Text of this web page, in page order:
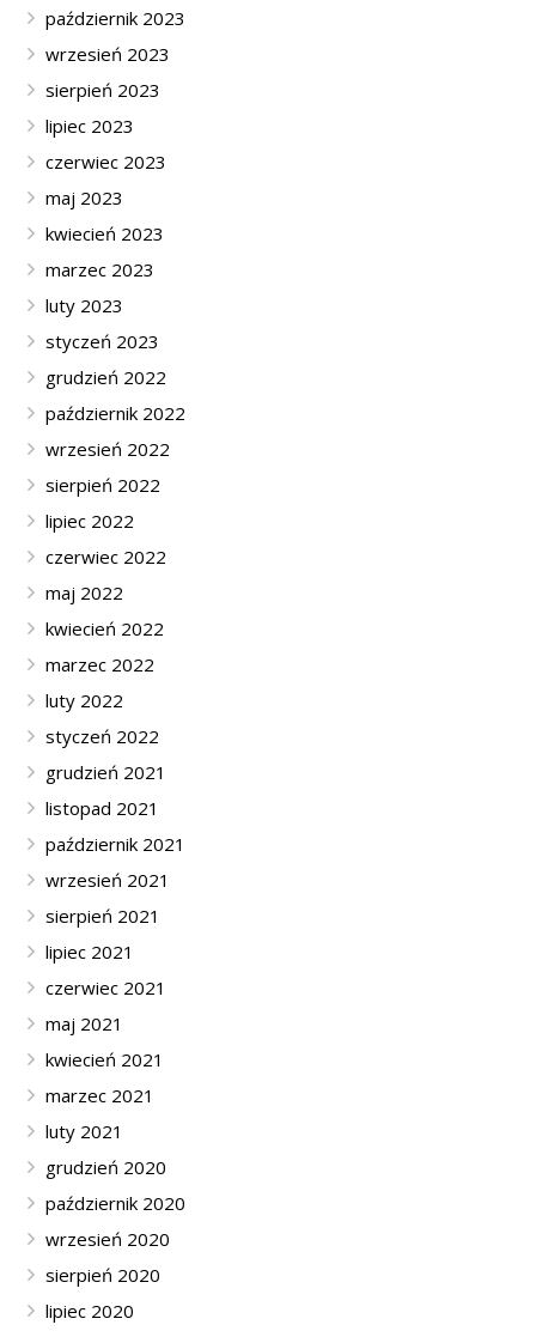
październik 2023
wrzesień 2023
sierpień 2023
lipiec 2023
czerwiec 2023
maj 2023
kwiecień 2023
marzec 2023
luty 2023
styczeń 2023
grudzień 2022
październik 2022
wrzesień 2022
sierpień 2022
lipiec 2022
czerwiec 2022
maj 2022
kwiecień 2022
marzec 2022
luty 2022
styczeń 2022
grudzień 2021
listopad 2021
październik 2021
wrzesień 2021
sierpień 2021
lipiec 2021
czerwiec 2021
maj 2021
kwiecień 2021
marzec 2021
luty 2021
grudzień 2020
październik 2020
wrzesień 2020
sierpień 2020
lipiec 2020